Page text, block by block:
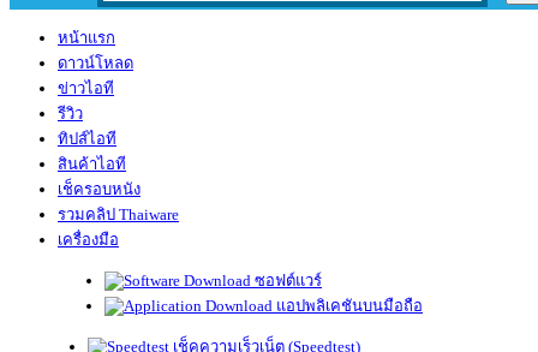
หน้าแรก
ดาวน์โหลด
ข่าวไอที
รีวิว
ทิปส์ไอที
สินค้าไอที
เช็ครอบหนัง
รวมคลิป Thaiware
เครื่องมือ
ซอฟต์แวร์
แอปพลิเคชันบนมือถือ
เช็คความเร็วเน็ต (Speedtest)